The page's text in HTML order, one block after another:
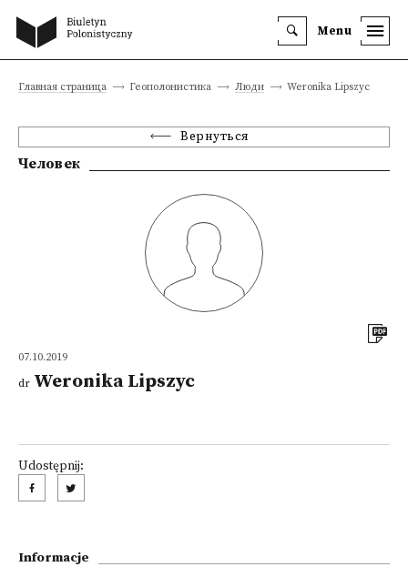
Menu
Главная страница Геополонистика Люди Weronika Lipszyc
Вернуться
Человек
07.10.2019
dr Weronika Lipszyc
Udostępnij:
Informacje